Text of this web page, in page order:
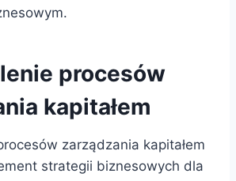
procesów
kapitałem
zarządzania kapitałem
strategii biznesowych dla